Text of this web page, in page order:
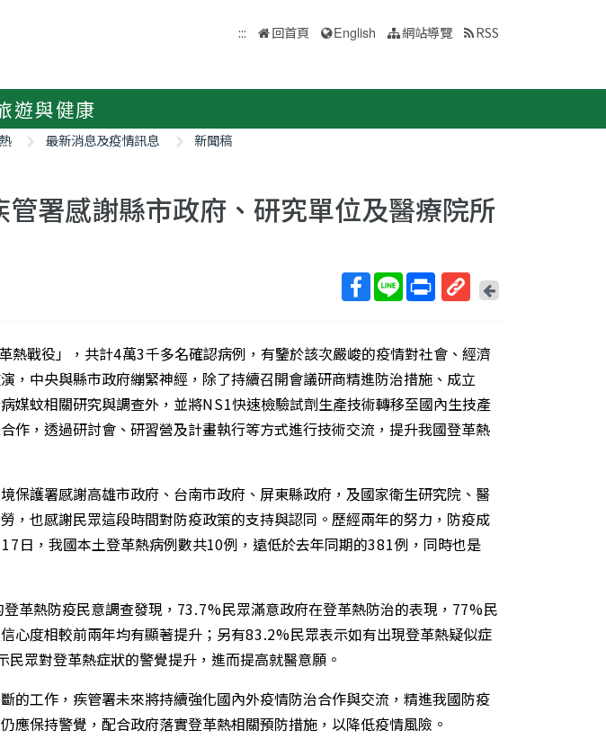
::: 回首頁 English 網站導覽 RSS
遊與健康
最新消息及疫情訊息 新聞稿
署感謝縣市政府、研究單位及醫療院所
短
網
址
回
上
熱戰役」，共計4萬3千多名確認病例，有鑒於該次嚴峻的疫情對社會、經濟
，中央與縣市政府繃緊神經，除了持續召開會議研商精進防治措施、成立
媒蚊相關研究與調查外，並將NS1快速檢驗試劑生產技術轉移至國內生技產
作，透過研討會、研習營及計畫執行等方式進行技術交流，提升我國登革熱
護署感謝高雄市政府、台南市政府、屏東縣政府，及國家衛生研究院、醫
，也感謝民眾這段時間對防疫政策的支持與認同。歷經兩年的努力，防疫成
17日，我國本土登革熱病例數共10例，遠低於去年同期的381例，同時也是
革熱防疫民意調查發現， 73.7%民眾滿意政府在登革熱防治的表現， 77%民
心度相較前兩年均有顯著提升；另有83.2%民眾表示如有出現登革熱疑似症
民眾對登革熱症狀的警覺提升，進而提高就醫意願。
工作，疾管署未來將持續強化國內外疫情防治合作與交流，精進我國防疫
應保持警覺，配合政府落實登革熱相關預防措施，以降低疫情風險。